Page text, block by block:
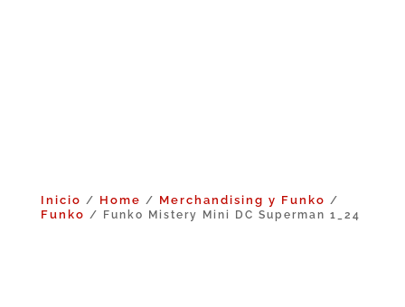
Inicio / Home / Merchandising y Funko /
Funko / Funko Mistery Mini DC Superman 1_24